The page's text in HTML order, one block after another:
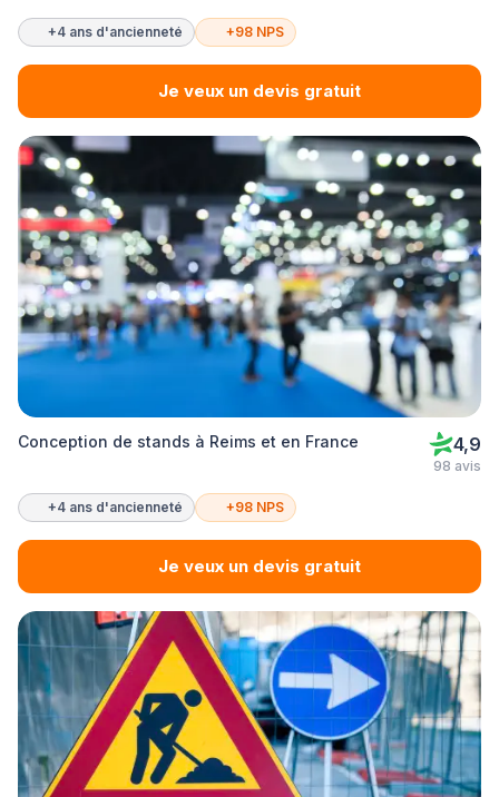
+4 ans d'ancienneté +98 NPS
Je veux un devis gratuit
Conception de stands à Reims et en France 4,9
98 avis
+4 ans d'ancienneté +98 NPS
Je veux un devis gratuit